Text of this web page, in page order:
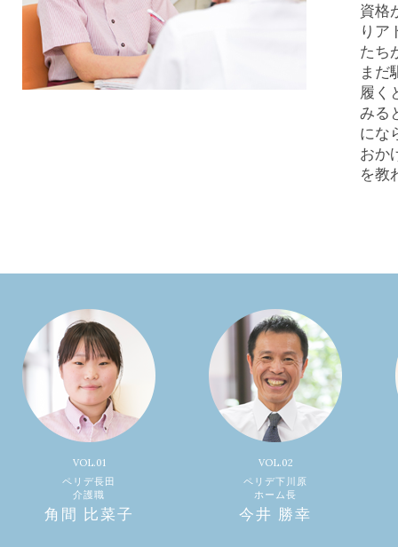
資格
りア
たち
まだ
履く
みる
にな
おか
を教
VOL.01
ペリデ長田
介護職
角間 比菜子
VOL.02
ペリデ下川原
ホーム長
今井 勝幸